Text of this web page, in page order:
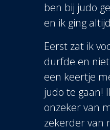
ben bij judo
en ik ging
Eerst zat ik
durfde en
een keertje
judo te gaan!
onzeker van
zekerder van